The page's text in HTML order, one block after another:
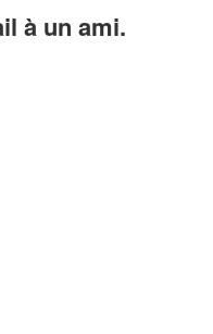
à un ami.